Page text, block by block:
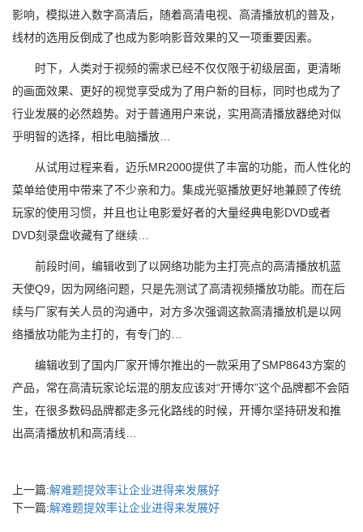
影响，模拟进入数字高清后，随着高清电视、高清播放机的普及，
线材的选用反倒成了也成为影响影音效果的又一项重要因素。
时下，人类对于视频的需求已经不仅仅限于初级层面，更清晰
的画面效果、更好的视觉享受成为了用户新的目标，同时也成为了
行业发展的必然趋势。对于普通用户来说，实用高清播放器绝对似
乎明智的选择，相比电脑播放…
从试用过程来看，迈乐MR2000提供了丰富的功能，而人性化的
菜单给使用中带来了不少亲和力。集成光驱播放更好地兼顾了传统
玩家的使用习惯，并且也让电影爱好者的大量经典电影DVD或者
DVD刻录盘收藏有了继续…
前段时间，编辑收到了以网络功能为主打亮点的高清播放机蓝
天使Q9，因为网络问题，只是先测试了高清视频播放功能。而在后
续与厂家有关人员的沟通中，对方多次强调这款高清播放机是以网
络播放功能为主打的，有专门的…
编辑收到了国内厂家开博尔推出的一款采用了SMP8643方案的
产品，常在高清玩家论坛混的朋友应该对“开博尔”这个品牌都不会陌
生，在很多数码品牌都走多元化路线的时候，开博尔坚持研发和推
出高清播放机和高清线…
上一篇:解难题提效率让企业进得来发展好
下一篇:解难题提效率让企业进得来发展好